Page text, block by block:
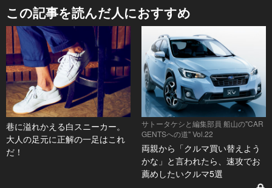
この記事を読んだ人におすすめ
巷に溢れかえる白スニーカー。
大人の足元に正解の一足はこれ
だ！
サトータケシと編集部員 船山の"CAR
GENTSへの道" Vol.22
両親から「クルマ買い替えよう
かな」と言われたら、速攻でお
薦めしたいクルマ5選